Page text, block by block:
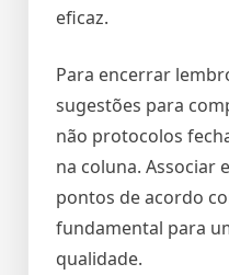
eficaz.
Para encerrar
sugestões para
não protocolos
na coluna. Associar
pontos de acordo
fundamental para
qualidade.